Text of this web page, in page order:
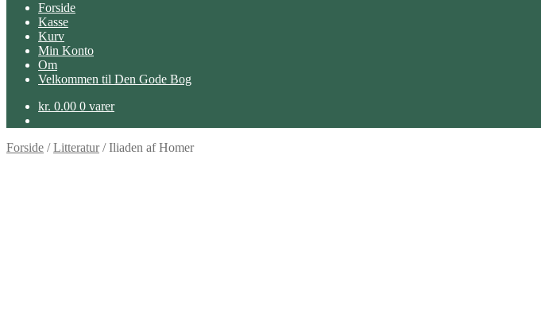
Forside
Kasse
Kurv
Min Konto
Om
Velkommen til Den Gode Bog
kr. 0.00 0 varer
Forside /Litteratur/Iliaden af Homer